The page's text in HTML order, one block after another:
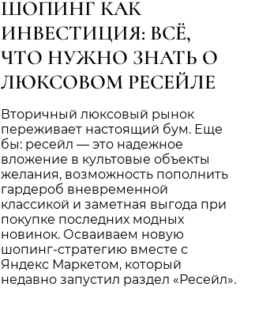
ШОПИНГ КАК
ИНВЕСТИЦИЯ: ВСЁ,
ЧТО НУЖНО ЗНАТЬ О
ЛЮКСОВОМ РЕСЕЙЛЕ
Вторичный люксовый рынок
переживает настоящий бум. Еще
бы: ресейл — это надежное
вложение в культовые объекты
желания, возможность пополнить
гардероб вневременной
классикой и заметная выгода при
покупке последних модных
новинок. Осваиваем новую
шопинг-стратегию вместе с
Яндекс Маркетом, который
недавно запустил раздел «Ресейл».